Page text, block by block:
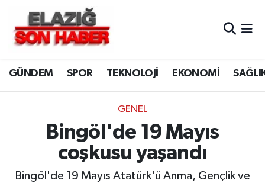
GÜNDEM SPOR TEKNOLOJİ EKONOMİ
GENEL
Bingöl'de 19 Mayıs
coşkusu yaşandı
Bingöl'de 19 Mayıs Atatürk'ü Anma, Gençlik ve
CANLI YAYIN
ASAYİŞ
BİLİM VE TEKNOLOJİ
DÜNYA
Merkez Hava Durumu
Merkez Trafik Yoğunluk Haritası
Süper Lig Puan Durumu ve Fikstür
Tüm Manşetler
Son Dakika Haberleri